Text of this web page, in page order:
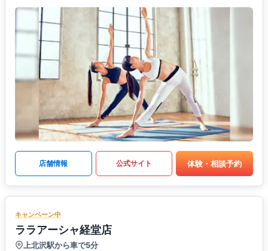
店舗情報 公式サイト 体験・相談予約
キャンペーン中
ララアーシャ経堂店
上北沢駅から車で5分